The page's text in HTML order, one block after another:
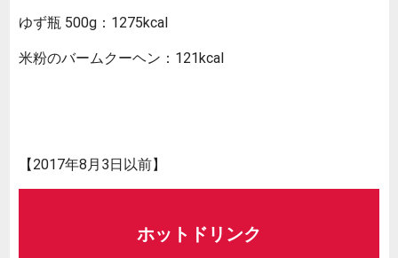
ゆず瓶 500g：1275kcal
米粉のバームクーヘン：121kcal
【2017年8月3日以前】
ホットドリンク